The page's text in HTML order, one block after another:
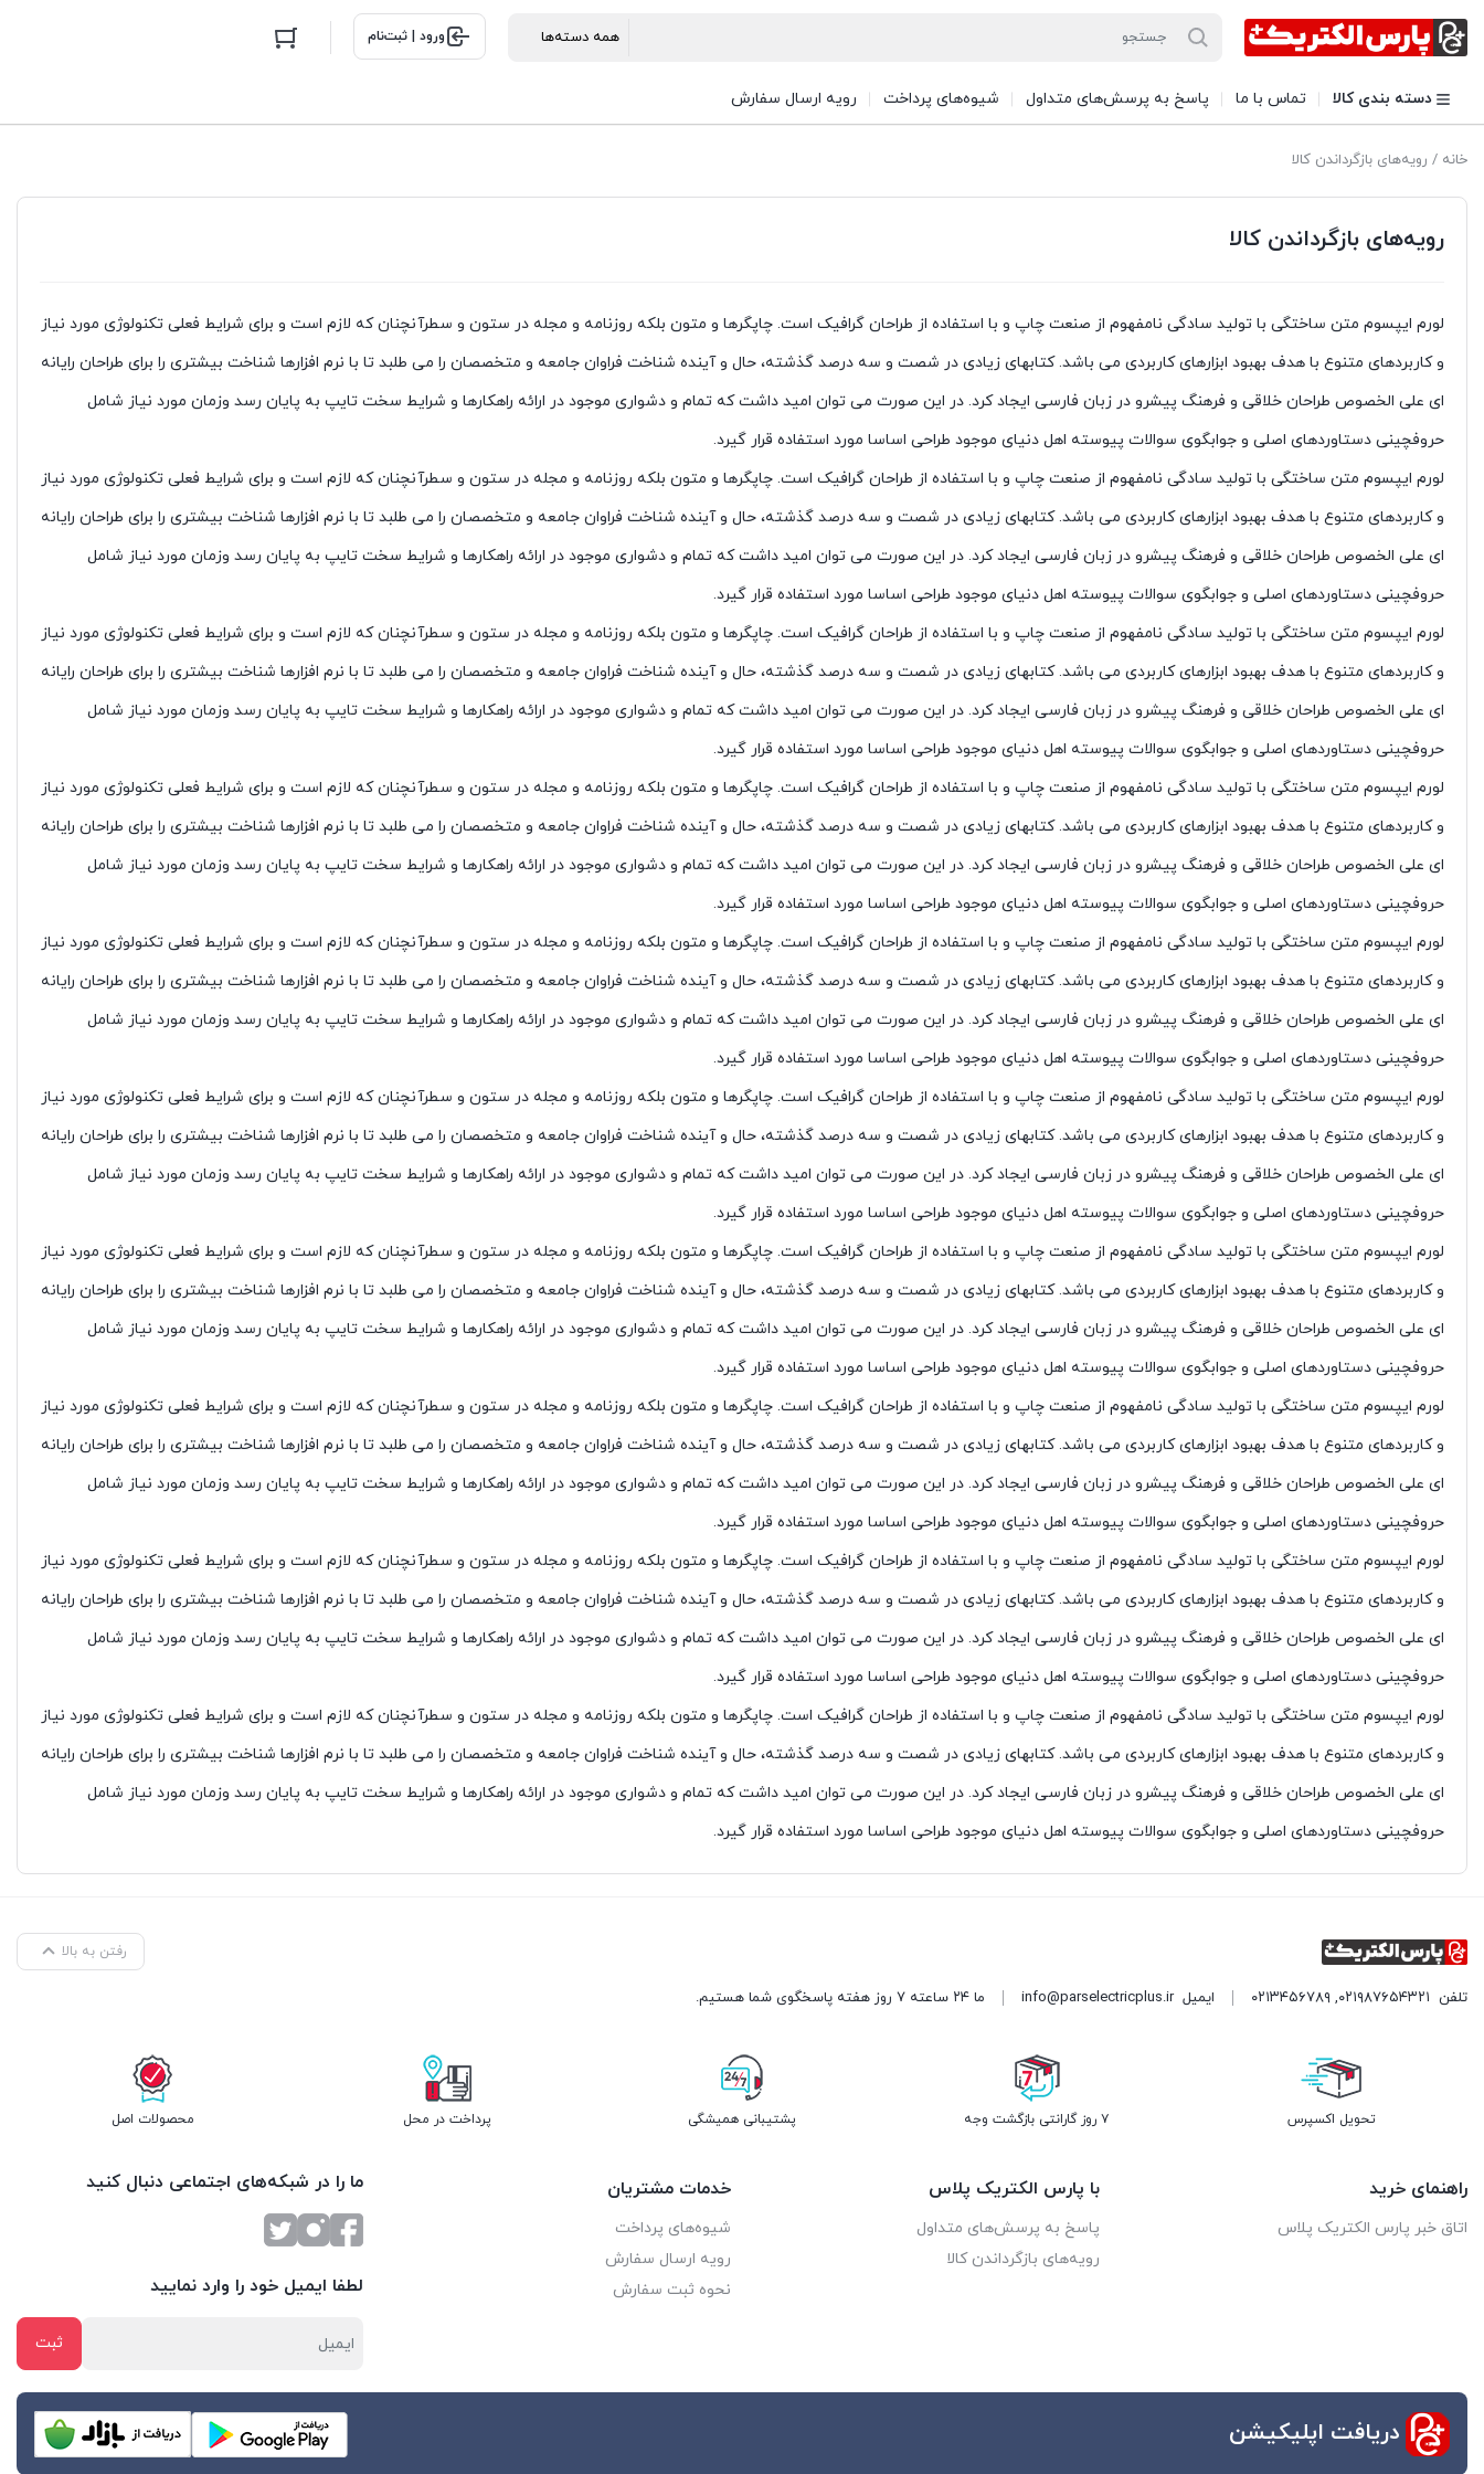
ورود | ثبت‌نام
دسته بندی کالا تماس با ما پاسخ به پرسش‌های متداول شیوه‌های پرداخت رویه ارسال سفارش
خانه / رویه‌های بازگرداندن کالا
رویه‌های بازگرداندن کالا
لورم ایپسوم متن ساختگی با تولید سادگی نامفهوم از صنعت چاپ و با استفاده از طراحان گرافیک است. چاپگرها و متون بلکه روزنامه و مجله در ستون و سطرآنچنان که لازم است و برای شرایط فعلی تکنولوژی مورد نیاز
و کاربردهای متنوع با هدف بهبود ابزارهای کاربردی می باشد. کتابهای زیادی در شصت و سه درصد گذشته، حال و آینده شناخت فراوان جامعه و متخصصان را می طلبد تا با نرم افزارها شناخت بیشتری را برای طراحان رایانه
ای علی الخصوص طراحان خلاقی و فرهنگ پیشرو در زبان فارسی ایجاد کرد. در این صورت می توان امید داشت که تمام و دشواری موجود در ارائه راهکارها و شرایط سخت تایپ به پایان رسد وزمان مورد نیاز شامل
حروفچینی دستاوردهای اصلی و جوابگوی سوالات پیوسته اهل دنیای موجود طراحی اساسا مورد استفاده قرار گیرد.
لورم ایپسوم متن ساختگی با تولید سادگی نامفهوم از صنعت چاپ و با استفاده از طراحان گرافیک است. چاپگرها و متون بلکه روزنامه و مجله در ستون و سطرآنچنان که لازم است و برای شرایط فعلی تکنولوژی مورد نیاز
و کاربردهای متنوع با هدف بهبود ابزارهای کاربردی می باشد. کتابهای زیادی در شصت و سه درصد گذشته، حال و آینده شناخت فراوان جامعه و متخصصان را می طلبد تا با نرم افزارها شناخت بیشتری را برای طراحان رایانه
ای علی الخصوص طراحان خلاقی و فرهنگ پیشرو در زبان فارسی ایجاد کرد. در این صورت می توان امید داشت که تمام و دشواری موجود در ارائه راهکارها و شرایط سخت تایپ به پایان رسد وزمان مورد نیاز شامل
حروفچینی دستاوردهای اصلی و جوابگوی سوالات پیوسته اهل دنیای موجود طراحی اساسا مورد استفاده قرار گیرد.
لورم ایپسوم متن ساختگی با تولید سادگی نامفهوم از صنعت چاپ و با استفاده از طراحان گرافیک است. چاپگرها و متون بلکه روزنامه و مجله در ستون و سطرآنچنان که لازم است و برای شرایط فعلی تکنولوژی مورد نیاز
و کاربردهای متنوع با هدف بهبود ابزارهای کاربردی می باشد. کتابهای زیادی در شصت و سه درصد گذشته، حال و آینده شناخت فراوان جامعه و متخصصان را می طلبد تا با نرم افزارها شناخت بیشتری را برای طراحان رایانه
ای علی الخصوص طراحان خلاقی و فرهنگ پیشرو در زبان فارسی ایجاد کرد. در این صورت می توان امید داشت که تمام و دشواری موجود در ارائه راهکارها و شرایط سخت تایپ به پایان رسد وزمان مورد نیاز شامل
حروفچینی دستاوردهای اصلی و جوابگوی سوالات پیوسته اهل دنیای موجود طراحی اساسا مورد استفاده قرار گیرد.
لورم ایپسوم متن ساختگی با تولید سادگی نامفهوم از صنعت چاپ و با استفاده از طراحان گرافیک است. چاپگرها و متون بلکه روزنامه و مجله در ستون و سطرآنچنان که لازم است و برای شرایط فعلی تکنولوژی مورد نیاز
و کاربردهای متنوع با هدف بهبود ابزارهای کاربردی می باشد. کتابهای زیادی در شصت و سه درصد گذشته، حال و آینده شناخت فراوان جامعه و متخصصان را می طلبد تا با نرم افزارها شناخت بیشتری را برای طراحان رایانه
ای علی الخصوص طراحان خلاقی و فرهنگ پیشرو در زبان فارسی ایجاد کرد. در این صورت می توان امید داشت که تمام و دشواری موجود در ارائه راهکارها و شرایط سخت تایپ به پایان رسد وزمان مورد نیاز شامل
حروفچینی دستاوردهای اصلی و جوابگوی سوالات پیوسته اهل دنیای موجود طراحی اساسا مورد استفاده قرار گیرد.
لورم ایپسوم متن ساختگی با تولید سادگی نامفهوم از صنعت چاپ و با استفاده از طراحان گرافیک است. چاپگرها و متون بلکه روزنامه و مجله در ستون و سطرآنچنان که لازم است و برای شرایط فعلی تکنولوژی مورد نیاز
و کاربردهای متنوع با هدف بهبود ابزارهای کاربردی می باشد. کتابهای زیادی در شصت و سه درصد گذشته، حال و آینده شناخت فراوان جامعه و متخصصان را می طلبد تا با نرم افزارها شناخت بیشتری را برای طراحان رایانه
ای علی الخصوص طراحان خلاقی و فرهنگ پیشرو در زبان فارسی ایجاد کرد. در این صورت می توان امید داشت که تمام و دشواری موجود در ارائه راهکارها و شرایط سخت تایپ به پایان رسد وزمان مورد نیاز شامل
حروفچینی دستاوردهای اصلی و جوابگوی سوالات پیوسته اهل دنیای موجود طراحی اساسا مورد استفاده قرار گیرد.
لورم ایپسوم متن ساختگی با تولید سادگی نامفهوم از صنعت چاپ و با استفاده از طراحان گرافیک است. چاپگرها و متون بلکه روزنامه و مجله در ستون و سطرآنچنان که لازم است و برای شرایط فعلی تکنولوژی مورد نیاز
و کاربردهای متنوع با هدف بهبود ابزارهای کاربردی می باشد. کتابهای زیادی در شصت و سه درصد گذشته، حال و آینده شناخت فراوان جامعه و متخصصان را می طلبد تا با نرم افزارها شناخت بیشتری را برای طراحان رایانه
ای علی الخصوص طراحان خلاقی و فرهنگ پیشرو در زبان فارسی ایجاد کرد. در این صورت می توان امید داشت که تمام و دشواری موجود در ارائه راهکارها و شرایط سخت تایپ به پایان رسد وزمان مورد نیاز شامل
حروفچینی دستاوردهای اصلی و جوابگوی سوالات پیوسته اهل دنیای موجود طراحی اساسا مورد استفاده قرار گیرد.
لورم ایپسوم متن ساختگی با تولید سادگی نامفهوم از صنعت چاپ و با استفاده از طراحان گرافیک است. چاپگرها و متون بلکه روزنامه و مجله در ستون و سطرآنچنان که لازم است و برای شرایط فعلی تکنولوژی مورد نیاز
و کاربردهای متنوع با هدف بهبود ابزارهای کاربردی می باشد. کتابهای زیادی در شصت و سه درصد گذشته، حال و آینده شناخت فراوان جامعه و متخصصان را می طلبد تا با نرم افزارها شناخت بیشتری را برای طراحان رایانه
ای علی الخصوص طراحان خلاقی و فرهنگ پیشرو در زبان فارسی ایجاد کرد. در این صورت می توان امید داشت که تمام و دشواری موجود در ارائه راهکارها و شرایط سخت تایپ به پایان رسد وزمان مورد نیاز شامل
حروفچینی دستاوردهای اصلی و جوابگوی سوالات پیوسته اهل دنیای موجود طراحی اساسا مورد استفاده قرار گیرد.
لورم ایپسوم متن ساختگی با تولید سادگی نامفهوم از صنعت چاپ و با استفاده از طراحان گرافیک است. چاپگرها و متون بلکه روزنامه و مجله در ستون و سطرآنچنان که لازم است و برای شرایط فعلی تکنولوژی مورد نیاز
و کاربردهای متنوع با هدف بهبود ابزارهای کاربردی می باشد. کتابهای زیادی در شصت و سه درصد گذشته، حال و آینده شناخت فراوان جامعه و متخصصان را می طلبد تا با نرم افزارها شناخت بیشتری را برای طراحان رایانه
ای علی الخصوص طراحان خلاقی و فرهنگ پیشرو در زبان فارسی ایجاد کرد. در این صورت می توان امید داشت که تمام و دشواری موجود در ارائه راهکارها و شرایط سخت تایپ به پایان رسد وزمان مورد نیاز شامل
حروفچینی دستاوردهای اصلی و جوابگوی سوالات پیوسته اهل دنیای موجود طراحی اساسا مورد استفاده قرار گیرد.
لورم ایپسوم متن ساختگی با تولید سادگی نامفهوم از صنعت چاپ و با استفاده از طراحان گرافیک است. چاپگرها و متون بلکه روزنامه و مجله در ستون و سطرآنچنان که لازم است و برای شرایط فعلی تکنولوژی مورد نیاز
و کاربردهای متنوع با هدف بهبود ابزارهای کاربردی می باشد. کتابهای زیادی در شصت و سه درصد گذشته، حال و آینده شناخت فراوان جامعه و متخصصان را می طلبد تا با نرم افزارها شناخت بیشتری را برای طراحان رایانه
ای علی الخصوص طراحان خلاقی و فرهنگ پیشرو در زبان فارسی ایجاد کرد. در این صورت می توان امید داشت که تمام و دشواری موجود در ارائه راهکارها و شرایط سخت تایپ به پایان رسد وزمان مورد نیاز شامل
حروفچینی دستاوردهای اصلی و جوابگوی سوالات پیوسته اهل دنیای موجود طراحی اساسا مورد استفاده قرار گیرد.
لورم ایپسوم متن ساختگی با تولید سادگی نامفهوم از صنعت چاپ و با استفاده از طراحان گرافیک است. چاپگرها و متون بلکه روزنامه و مجله در ستون و سطرآنچنان که لازم است و برای شرایط فعلی تکنولوژی مورد نیاز
و کاربردهای متنوع با هدف بهبود ابزارهای کاربردی می باشد. کتابهای زیادی در شصت و سه درصد گذشته، حال و آینده شناخت فراوان جامعه و متخصصان را می طلبد تا با نرم افزارها شناخت بیشتری را برای طراحان رایانه
ای علی الخصوص طراحان خلاقی و فرهنگ پیشرو در زبان فارسی ایجاد کرد. در این صورت می توان امید داشت که تمام و دشواری موجود در ارائه راهکارها و شرایط سخت تایپ به پایان رسد وزمان مورد نیاز شامل
حروفچینی دستاوردهای اصلی و جوابگوی سوالات پیوسته اهل دنیای موجود طراحی اساسا مورد استفاده قرار گیرد.
رفتن به بالا
تلفن ۰۲۱۹۸۷۶۵۴۳۲۱, ۰۲۱۳۴۵۶۷۸۹ ایمیلinfo@parselectricplus.ir ما ۲۴ ساعته ۷ روز هفته پاسخگوی شما هستیم.
تحویل اکسپرس ۷ روز گارانتی بازگشت وجه پشتیبانی همیشگی پرداخت در محل محصولات اصل
راهنمای خرید
اتاق خبر پارس الکتریک پلاس
با پارس الکتریک پلاس
پاسخ به پرسش‌های متداول
رویه‌های بازگرداندن کالا
خدمات مشتریان
شیوه‌های پرداخت
رویه ارسال سفارش
نحوه ثبت سفارش
ما را در شبکه‌های اجتماعی دنبال کنید
لطفا ایمیل خود را وارد نمایید
دریافت اپلیکیشن